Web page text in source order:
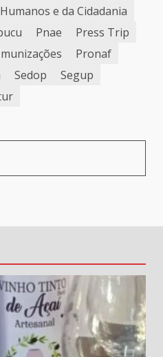
e da Cidadania
Pnae
Press Trip
Pronaf
Sedop
Segup